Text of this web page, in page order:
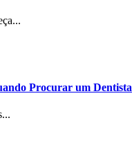
Procurar um Dentista